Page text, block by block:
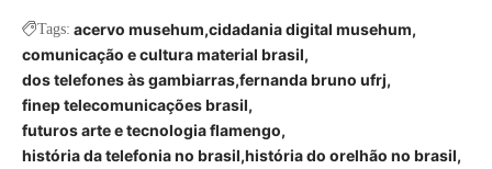
Tags: acervo musehum cidadania digital musehum
comunicação e cultura material brasil
dos telefones às gambiarras fernanda bruno ufrj
finep telecomunicações brasil
futuros arte e tecnologia flamengo
história da telefonia no brasil história do orelhão no brasil